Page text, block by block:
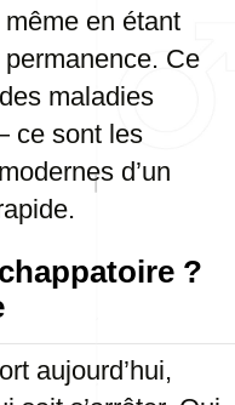
en étant
Ce
maladies
ce sont les
d’un
?
aujourd’hui,